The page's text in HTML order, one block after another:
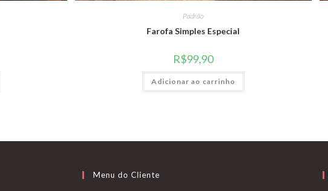
Padrão
Farofa Simples Especial
R$99,90
Adicionar ao carrinho
Menu do Cliente